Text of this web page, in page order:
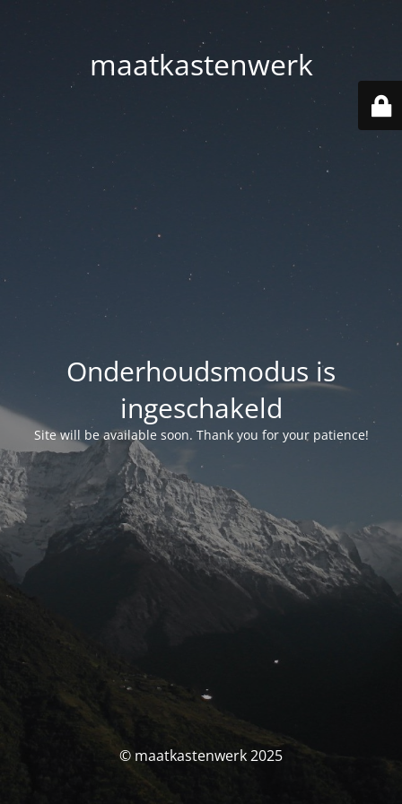
maatkastenwerk
Onderhoudsmodus is
ingeschakeld
Site will be available soon. Thank you for your patience!
© maatkastenwerk 2025